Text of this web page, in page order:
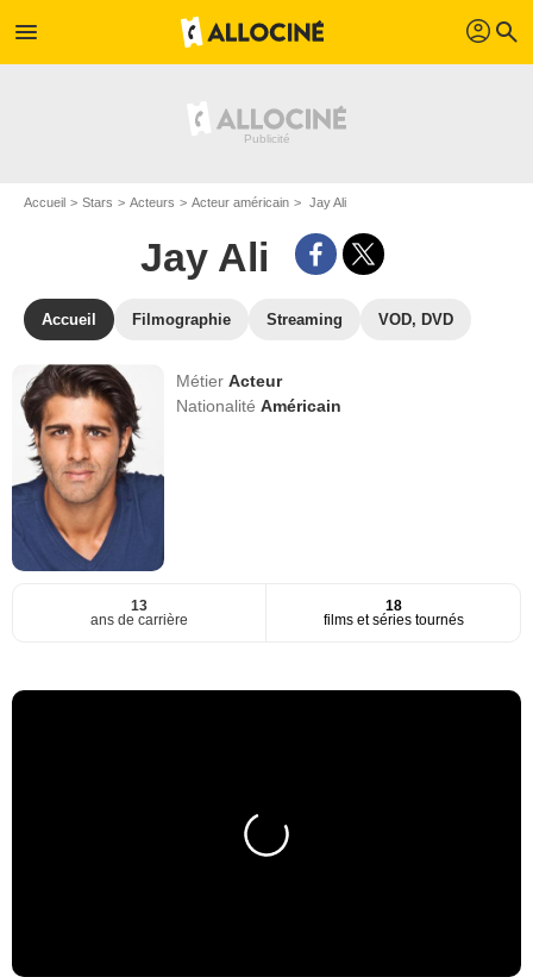
menu profil search
Accueil Stars Acteurs Acteur américain Jay Ali
Jay Ali
Accueil Filmographie Streaming VOD, DVD
MétierActeur
NationalitéAméricain
13
ans de carrière
18
films et séries tournés